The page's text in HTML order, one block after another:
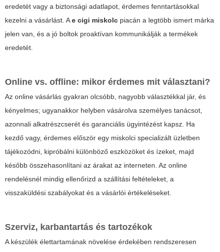
eredetét vagy a biztonsági adatlapot, érdemes fenntartásokkal
kezelni a vásárlást. Ae cigi miskolc piacán a legtöbb ismert márka
jelen van, és a jó boltok proaktívan kommunikálják a termékek
eredetét.
Online vs. offline: mikor érdemes mit választani?
Az online vásárlás gyakran olcsóbb, nagyobb választékkal jár, és
kényelmes; ugyanakkor helyben vásárolva személyes tanácsot,
azonnali alkatrészcserét és garanciális ügyintézést kapsz. Ha
kezdő vagy, érdemes először egy miskolci specializált üzletben
tájékozódni, kipróbálni különböző eszközöket és ízeket, majd
később összehasonlítani az árakat az interneten. Az online
rendelésnél mindig ellenőrizd a szállítási feltételeket, a
visszaküldési szabályokat és a vásárlói értékeléseket.
Szerviz, karbantartás és tartozékok
A készülék élettartamának növelése érdekében rendszeresen